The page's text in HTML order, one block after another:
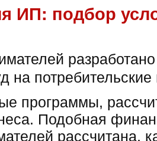
ИП: подбор
на
программы,
Подобная
рассчитана,